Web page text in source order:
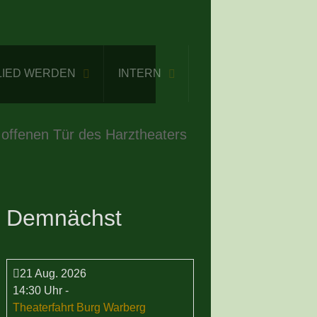
WERDEN INTERN
Tür des Harztheaters
Demnächst
21 Aug. 2026
14:30 Uhr-
Theaterfahrt Burg Warberg